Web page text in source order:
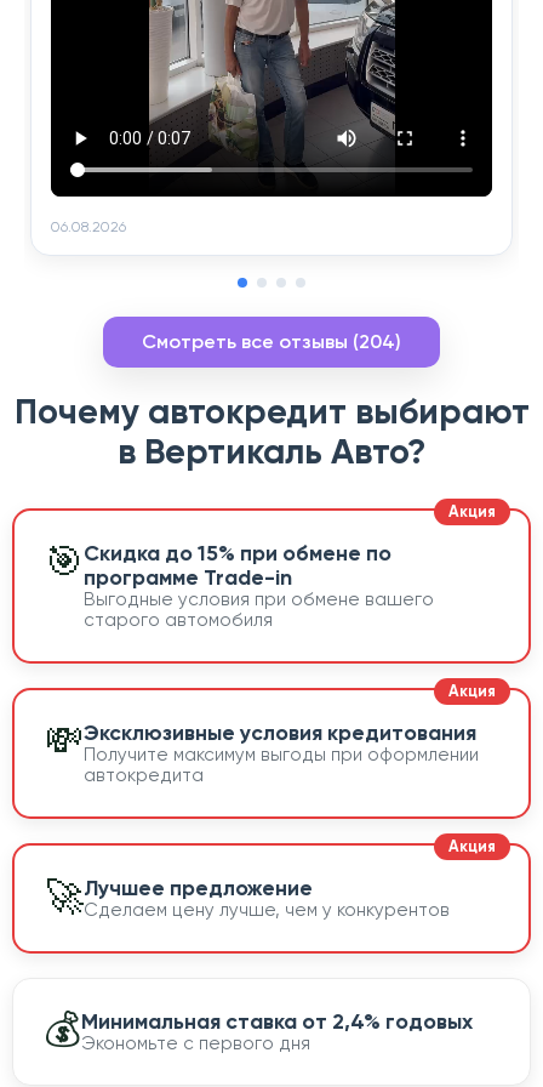
06.08.2026
Смотреть все отзывы (204)
Почему автокредит выбирают
в Вертикаль Авто?
🎯 Скидка до 15% при обмене по
программе Trade-in
Выгодные условия при обмене вашего
старого автомобиля
💸Эксклюзивные условия кредитования
Получите максимум выгоды при оформлении
автокредита
🚀Лучшее предложение
Сделаем цену лучше, чем у конкурентов
💰Минимальная ставка от 2,4% годовых
Экономьте с первого дня